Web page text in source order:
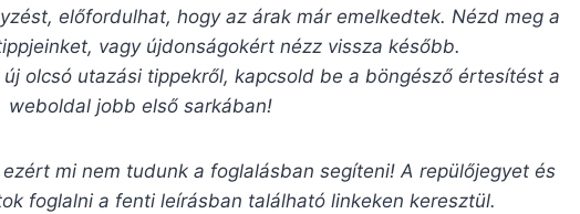
előfordulhat, hogy az árak már emelkedtek. Nézd meg a
vagy újdonságokért nézz vissza később.
olcsó utazási tippekről, kapcsold be a böngésző értesítést a
weboldal jobb első sarkában!
mi nem tudunk a foglalásban segíteni! A repülőjegyet és
foglalni a fenti leírásban található linkeken keresztül.